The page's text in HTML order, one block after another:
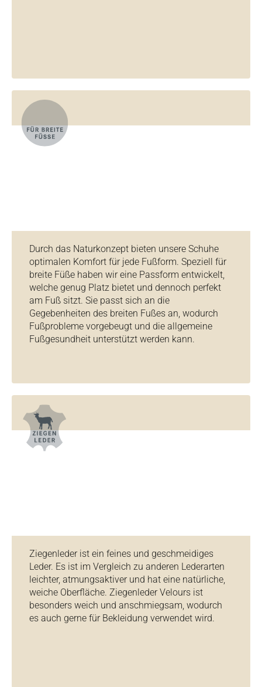
Durch das Naturkonzept bieten unsere Schuhe
optimalen Komfort für jede Fußform. Speziell für
breite Füße haben wir eine Passform entwickelt,
welche genug Platz bietet und dennoch perfekt
am Fuß sitzt. Sie passt sich an die
Gegebenheiten des breiten Fußes an, wodurch
Fußprobleme vorgebeugt und die allgemeine
Fußgesundheit unterstützt werden kann.
Ziegenleder ist ein feines und geschmeidiges
Leder. Es ist im Vergleich zu anderen Lederarten
leichter, atmungsaktiver und hat eine natürliche,
weiche Oberfläche. Ziegenleder Velours ist
besonders weich und anschmiegsam, wodurch
es auch gerne für Bekleidung verwendet wird.